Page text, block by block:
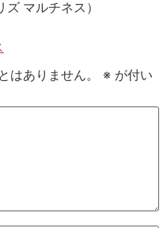
マルチネス）
はありません。
※ が付い